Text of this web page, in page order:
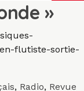
»
flutiste-sortie-
, Radio, Revue